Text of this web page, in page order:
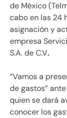
de México
cabo en las 24
asignación y
empresa
S.A. de C.V.
“Vamos a
de gastos”
quien se dará
conocer los